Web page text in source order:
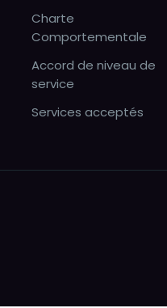
Charte
Comportementale
Accord de niveau de
service
Services acceptés